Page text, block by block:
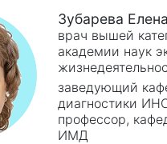
Зубарева
врач вышей
академии наук
заведующий
диагностики
профессор,
ИМД